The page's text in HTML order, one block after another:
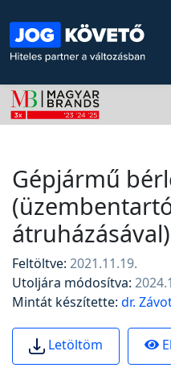
Gépjármű
átruházásával)
Feltöltve: 2021.11.19.
Utoljára módosítva:
Mintát készítette: dr.
Letöltöm